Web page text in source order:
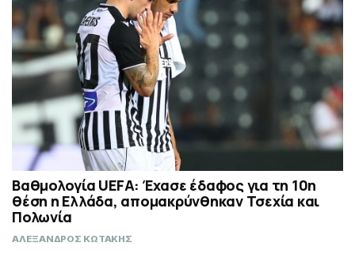
Βαθμολογία UEFA: Έχασε έδαφος για τη 10η
θέση η Ελλάδα, απομακρύνθηκαν Τσεχία και
Πολωνία
ΑΛΕΞΑΝΔΡΟΣ ΚΩΤΑΚΗΣ